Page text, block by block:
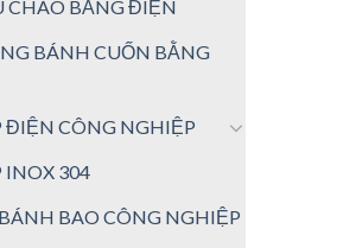
CHÁO BẰNG ĐIỆN
BÁNH CUỐN BẰNG
ĐIỆN CÔNG NGHIỆP
INOX 304
BAO CÔNG NGHIỆP